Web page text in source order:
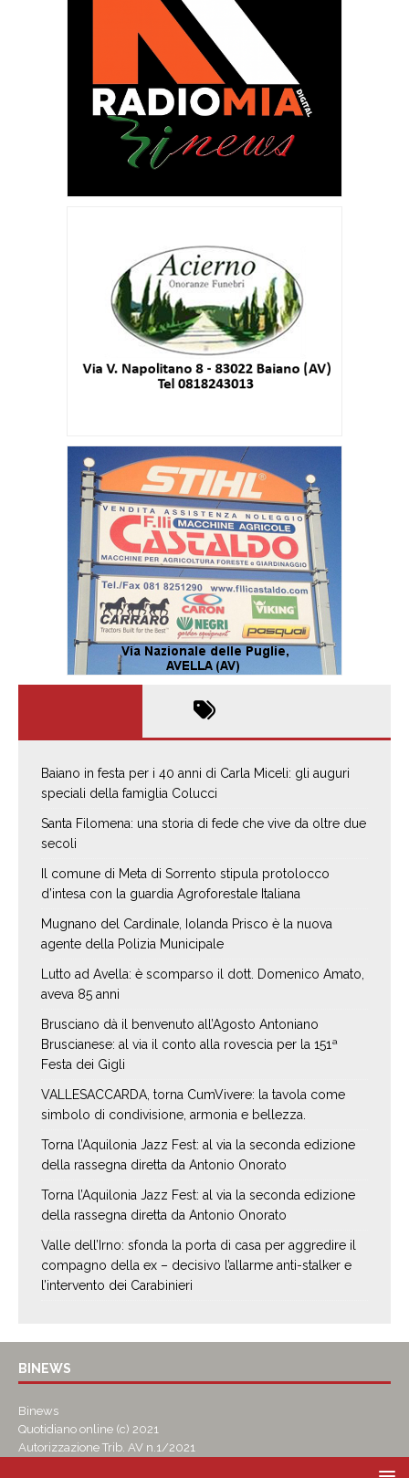
Baiano in festa per i 40 anni di Carla Miceli: gli auguri
speciali della famiglia Colucci
Santa Filomena: una storia di fede che vive da oltre due
secoli
Il comune di Meta di Sorrento stipula protolocco
d’intesa con la guardia Agroforestale Italiana
Mugnano del Cardinale, Iolanda Prisco è la nuova
agente della Polizia Municipale
Lutto ad Avella: è scomparso il dott. Domenico Amato,
aveva 85 anni
Brusciano dà il benvenuto all’Agosto Antoniano
Bruscianese: al via il conto alla rovescia per la 151ª
Festa dei Gigli
VALLESACCARDA, torna CumVivere: la tavola come
simbolo di condivisione, armonia e bellezza.
Torna l’Aquilonia Jazz Fest: al via la seconda edizione
della rassegna diretta da Antonio Onorato
Torna l’Aquilonia Jazz Fest: al via la seconda edizione
della rassegna diretta da Antonio Onorato
Valle dell’Irno: sfonda la porta di casa per aggredire il
compagno della ex – decisivo l’allarme anti-stalker e
l’intervento dei Carabinieri
BINEWS
Binews
Quotidiano online (c) 2021
Autorizzazione Trib. AV n.1/2021